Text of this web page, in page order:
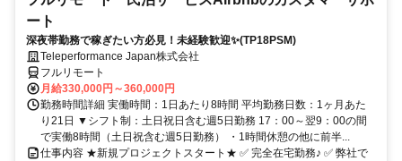
ート
深夜帯勤務で稼ぎたい方必見！未経験歓迎✨(TP18PSM)
Teleperformance Japan株式会社
フルリモート
月給330,000円～360,000円
勤務時間詳細 実働時間：1日あたり8時間 平均勤務日数：1ヶ月あた
り21日 ▼シフト制：土日祝日含む週5日勤務 17：00～翌9：00の間
で実働8時間（土日祝含む週5日勤務） ・1時間休憩の他に前半...
仕事内容 ★新規プロジェクトスタート★ ✅ 完全在宅勤務♪ ✅ 弊社で